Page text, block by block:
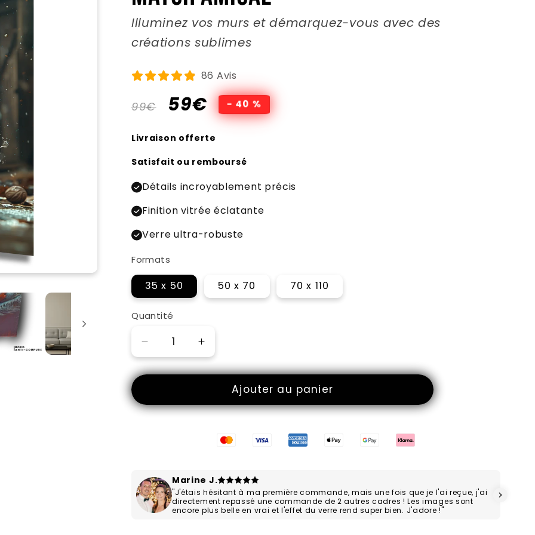
expression artistique.
La culture populaire crée par
vous, nous... celle qui ne se
trouve pas dans les livres !
Science fiction
Voitures et motos
Les moteurs qui rugissent,
c'est ici !
Illuminez vos murs et démarquez-vous avec des
créations sublimes
86 Avis
Prix
99€
Prix
promotionnel
59€ - 40 %
Livraison offerte
Satisfait ou remboursé
Détails incroyablement précis
Finition vitrée éclatante
Verre ultra-robuste
Formats
35 x 50 50 x 70 70 x 110
Quantité
Réduire
la
quantité
Match
Augmenter
la
quantité
Match
Ajouter au panier
Marine J.
"J'étais hésitant à ma première commande, mais une fois que je l'ai reçue, j'ai
directement repassé une commande de 2 autres cadres ! Les images sont
encore plus belle en vrai et l'effet du verre rend super bien. J'adore !"